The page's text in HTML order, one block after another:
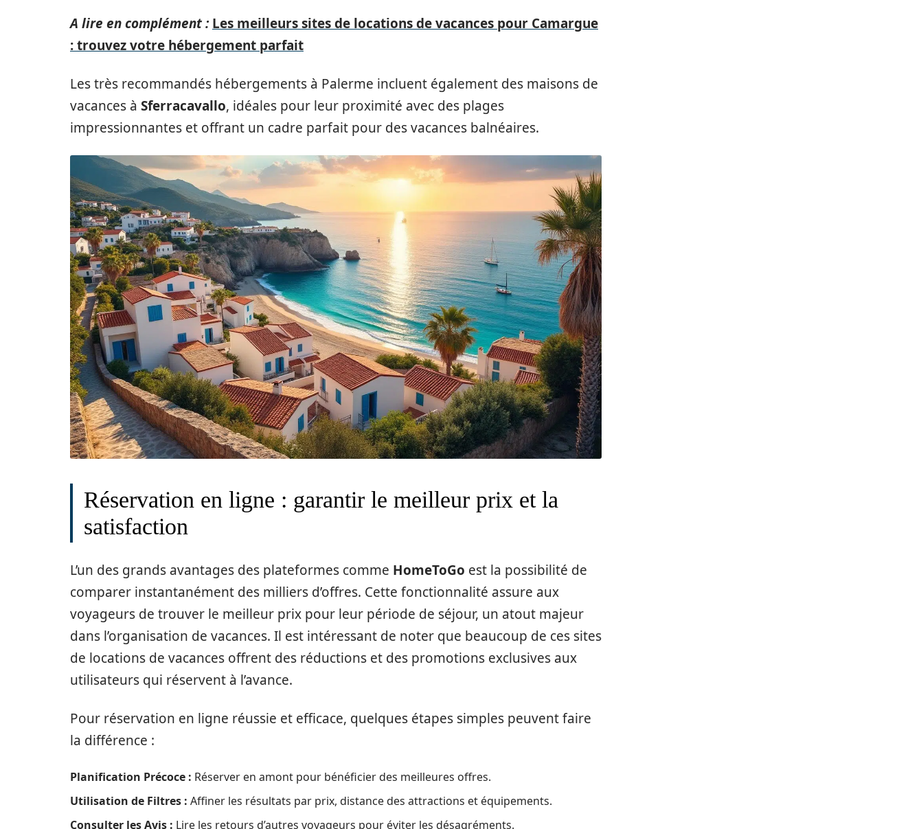
A lire en complément : Les meilleurs sites de locations de vacances pour Camargue
: trouvez votre hébergement parfait
Les très recommandés hébergements à Palerme incluent également des maisons de
vacances à Sferracavallo, idéales pour leur proximité avec des plages
impressionnantes et offrant un cadre parfait pour des vacances balnéaires.
Réservation en ligne : garantir le meilleur prix et la
satisfaction
L’un des grands avantages des plateformes comme HomeToGo est la possibilité de
comparer instantanément des milliers d’offres. Cette fonctionnalité assure aux
voyageurs de trouver le meilleur prix pour leur période de séjour, un atout majeur
dans l’organisation de vacances. Il est intéressant de noter que beaucoup de ces sites
de locations de vacances offrent des réductions et des promotions exclusives aux
utilisateurs qui réservent à l’avance.
Pour réservation en ligne réussie et efficace, quelques étapes simples peuvent faire
la différence :
Planification Précoce : Réserver en amont pour bénéficier des meilleures offres.
Utilisation de Filtres : Affiner les résultats par prix, distance des attractions et équipements.
Consulter les Avis : Lire les retours d’autres voyageurs pour éviter les désagréments.